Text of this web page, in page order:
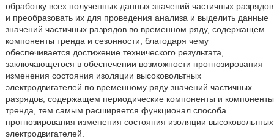
обработку всех полученных данных значений частичных разрядов
и преобразовать их для проведения анализа и выделить данные
значений частичных разрядов во временном ряду, содержащем
компоненты тренда и сезонности, благодаря чему
обеспечивается достижение технического результата,
заключающегося в обеспечении возможности прогнозирования
изменения состояния изоляции высоковольтных
электродвигателей по временному ряду значений частичных
разрядов, содержащем периодические компоненты и компоненты
тренда, тем самым расширяется функционал способа
прогнозирования изменения состояния изоляции высоковольтных
электродвигателей.